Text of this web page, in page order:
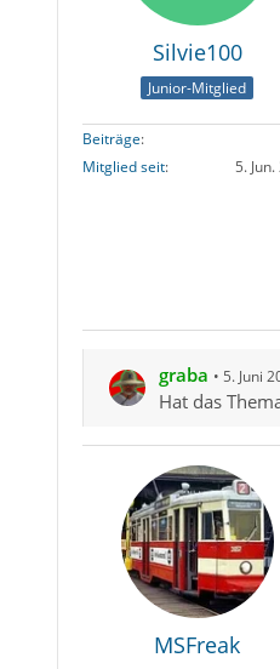
Silvie100
Junior-Mitglied
Beiträge
Mitglied seit
5.
graba 5. Juni
Hat das
MSFreak